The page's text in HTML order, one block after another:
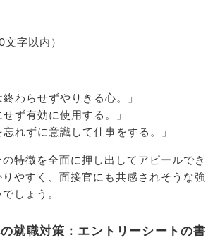
字以内）
わらせずやりきる心。」
ず有効に使用する。」
れずに意識して仕事をする。」
特徴を全面に押し出してアピールでき
やすく、面接官にも共感されそうな強
しょう。
就職対策：エントリーシートの書